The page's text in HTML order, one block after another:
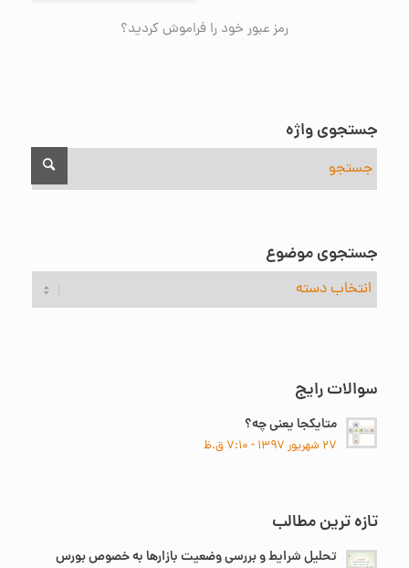
رمز عبور خود را فراموش کردید؟
جستجوی واژه
جستجوی موضوع
جستجوی
موضوع
سوالات رایج
متایکجا یعنی چه؟
۲۷ شهریور ۱۳۹۷ - ۷:۱۰ ق.ظ
تازه ترین مطالب
تحلیل شرایط و بررسی وضعیت بازارها به خصوص بورس